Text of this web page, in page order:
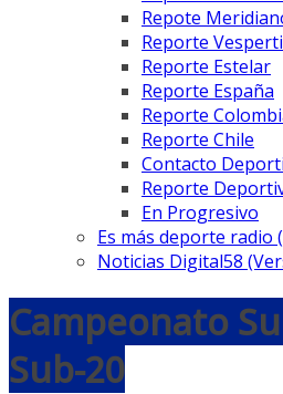
Repote
Reporte
Reporte Estelar
Reporte España
Reporte
Reporte Chile
Contacto
Reporte
En Progresivo
Es más deporte radio
Noticias Digital58
Campeonato
Sub-20